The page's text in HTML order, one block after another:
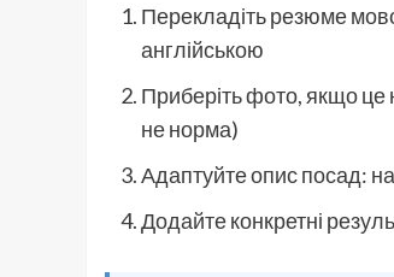
Перекладіть резюме
англійською
Приберіть фото, якщо це
не норма)
Адаптуйте опис посад:
Додайте конкретні